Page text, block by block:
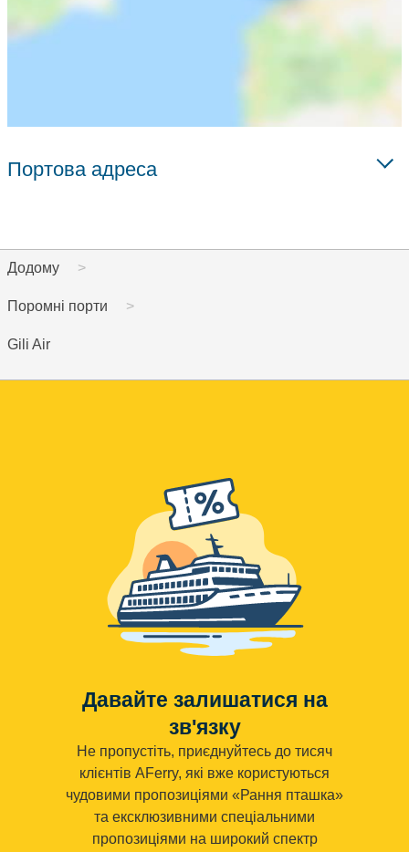
Портова адреса
Додому
Поромні порти
Gili Air
Давайте залишатися на
зв'язку
Не пропустіть, приєднуйтесь до тисяч
клієнтів AFerry, які вже користуються
чудовими пропозиціями «Рання пташка»
та ексклюзивними спеціальними
пропозиціями на широкий спектр